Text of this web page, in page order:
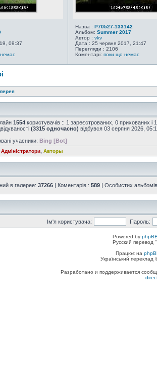
09:37
Назва : P70527-133142
Альбом: Summer 2017
Автор : vkv
Дата : 25 червня 2017, 21:47
Перегляди : 2106
Коментарі: поки що немає
1554 користувачів :: 1 зареєстрованих, 0 прихованих і
(3315 одночасно) відбувся 03 серпня 2026,
учасники: Bing [Bot]
Адміністратори Авторы
в галерее: 37266 | Коментарів : 589 | Особистих
Ім'я користувача: Пароль:
Powered by
Русский перевод
Працює на
Український
Разработано и поддерживается